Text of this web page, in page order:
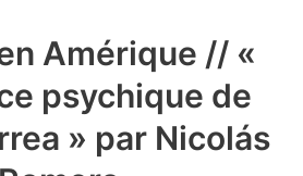
Amérique // «
psychique de
» par Nicolás